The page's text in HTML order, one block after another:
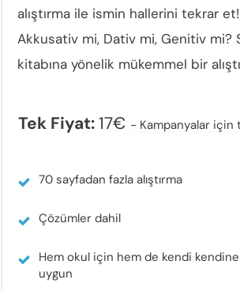
alıştırma ile ismin hallerini tekrar
Akkusativ mi, Dativ mi, Genitiv mi?
kitabına yönelik mükemmel bir
Tek Fiyat:17€ - Kampanyalar için
70 sayfadan fazla alıştırma
Çözümler dahil
Hem okul için hem de kendi
uygun